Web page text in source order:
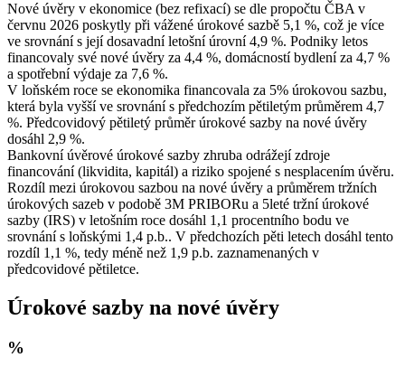
Nové úvěry v ekonomice (bez refixací) se dle propočtu ČBA v
červnu 2026 poskytly při vážené úrokové sazbě 5,1 %, což je více
ve srovnání s její dosavadní letošní úrovní 4,9 %. Podniky letos
financovaly své nové úvěry za 4,4 %, domácností bydlení za 4,7 %
a spotřební výdaje za 7,6 %.
V loňském roce se ekonomika financovala za 5% úrokovou sazbu,
která byla vyšší ve srovnání s předchozím pětiletým průměrem 4,7
%. Předcovidový pětiletý průměr úrokové sazby na nové úvěry
dosáhl 2,9 %.
Bankovní úvěrové úrokové sazby zhruba odrážejí zdroje
financování (likvidita, kapitál) a riziko spojené s nesplacením úvěru.
Rozdíl mezi úrokovou sazbou na nové úvěry a průměrem tržních
úrokových sazeb v podobě 3M PRIBORu a 5leté tržní úrokové
sazby (IRS) v letošním roce dosáhl 1,1 procentního bodu ve
srovnání s loňskými 1,4 p.b.. V předchozích pěti letech dosáhl tento
rozdíl 1,1 %, tedy méně než 1,9 p.b. zaznamenaných v
předcovidové pětiletce.
Úrokové sazby na nové úvěry
%